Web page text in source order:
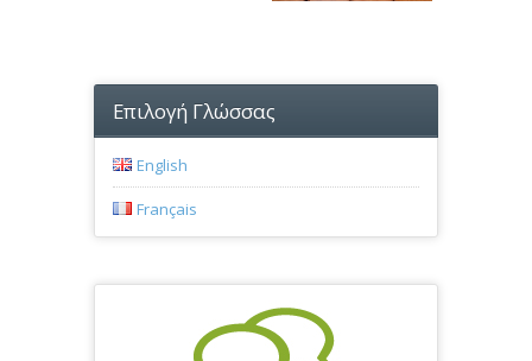
Επιλογή Γλώσσας
English
Français